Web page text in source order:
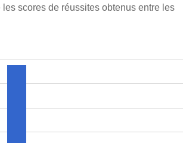
scores de réussites obtenus entre les